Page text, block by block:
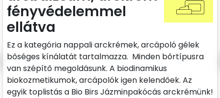
fényvédelemmel
ellátva
Ez a kategória nappali arckrémek, arcápoló gélek
bőséges kínálatát tartalmazza. Minden bőrtípusra
van szépítő megoldásunk. A biodinamikus
biokozmetikumok, arcápolók igen kelendőek. Az
egyik toplistás a Bio Birs Jázminpakócás arckrémünk!